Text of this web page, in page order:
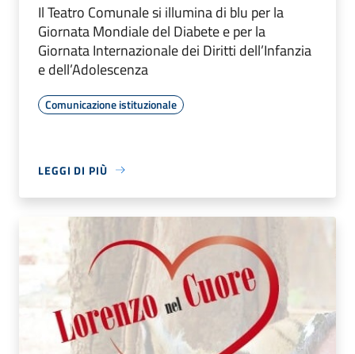
Il Teatro Comunale si illumina di blu per la
Giornata Mondiale del Diabete e per la
Giornata Internazionale dei Diritti dell’Infanzia
e dell’Adolescenza
Comunicazione istituzionale
LEGGI DI PIÙ